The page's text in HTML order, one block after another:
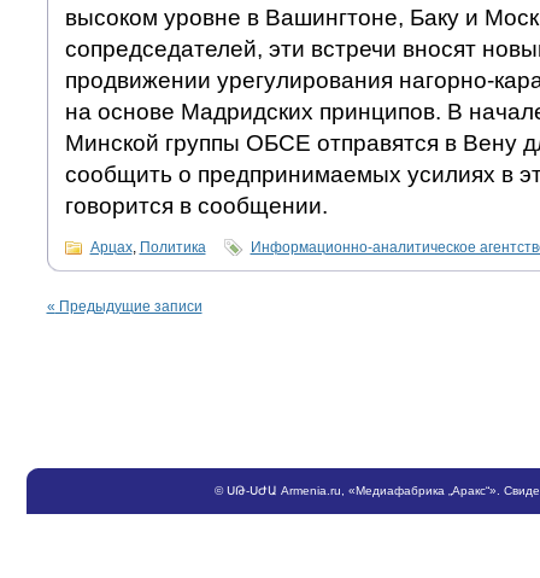
высоком уровне в Вашингтоне, Баку и
сопредседателей, эти встречи вносят
продвижении урегулирования нагорно-
на основе Мадридских принципов. В
Минской группы ОБСЕ отправятся в Вену
сообщить о предпринимаемых усилиях в
говорится в сообщении.
Арцах, Политика Информационно-аналитическое
« Предыдущие записи
©ՍԹ-ՍԺԱ Armenia.ru , «Медиафабрика „Аракс“».